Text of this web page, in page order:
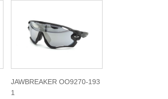
JAWBREAKER OO9270-193
1